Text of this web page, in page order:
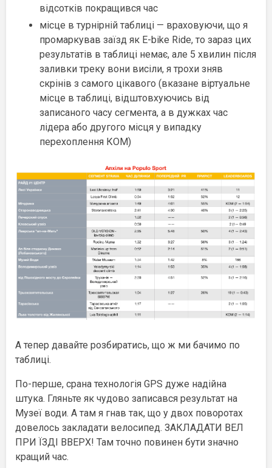
відсотків покращився час
місце в турнірній таблиці — враховуючи, що я
промаркував заїзд як E-bike Ride, то зараз цих
результатів в таблиці немає, але 5 хвилин після
заливки треку вони висіли, я трохи зняв
скрінів з самого цікавого (вказане віртуальне
місце в таблиці, відштовхуючись від
записаного часу сегмента, а в дужках час
лідера або другого місця у випадку
перехоплення КОМ)
А тепер давайте розбиратись, що ж ми бачимо по
таблиці.
По-перше, срана технологія GPS дуже надійна
штука. Гляньте як чудово записався результат на
Музеї води. А там я гнав так, що у двох поворотах
довелось закладати велосипед. ЗАКЛАДАТИ ВЕЛ
ПРИ ЇЗДІ ВВЕРХ! Там точно повинен бути значно
кращий час.